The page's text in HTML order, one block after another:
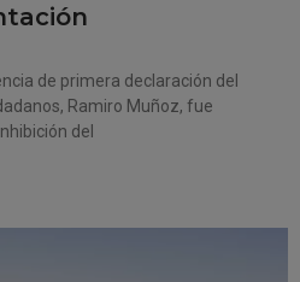
de primera declaración del
Ramiro Muñoz, fue
del